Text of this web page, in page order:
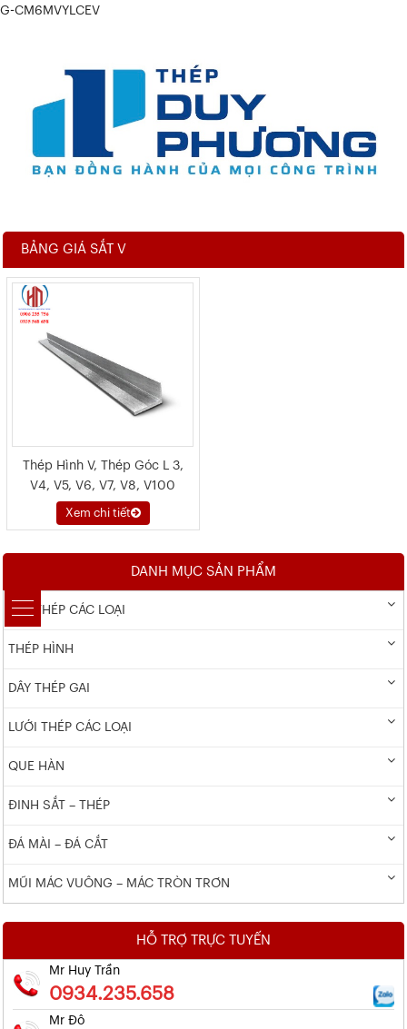
G-CM6MVYLCEV
BẢNG GIÁ SẮT V
Thép Hình V, Thép Góc L 3,
V4, V5, V6, V7, V8, V100
Xem chi tiết
DANH MỤC SẢN PHẨM
DÂY THÉP CÁC LOẠI
THÉP HÌNH
DÂY THÉP GAI
LƯỚI THÉP CÁC LOẠI
QUE HÀN
ĐINH SẮT – THÉP
ĐÁ MÀI – ĐÁ CẮT
MŨI MÁC VUÔNG – MÁC TRÒN TRƠN
HỖ TRỢ TRỰC TUYẾN
Mr Huy Trần
0934.235.658
Mr Đô